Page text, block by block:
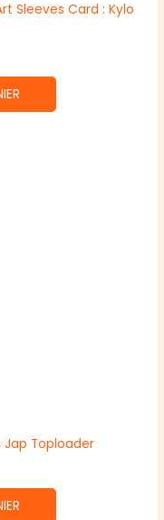
Sleeves Card : Kylo
Jap Toploader